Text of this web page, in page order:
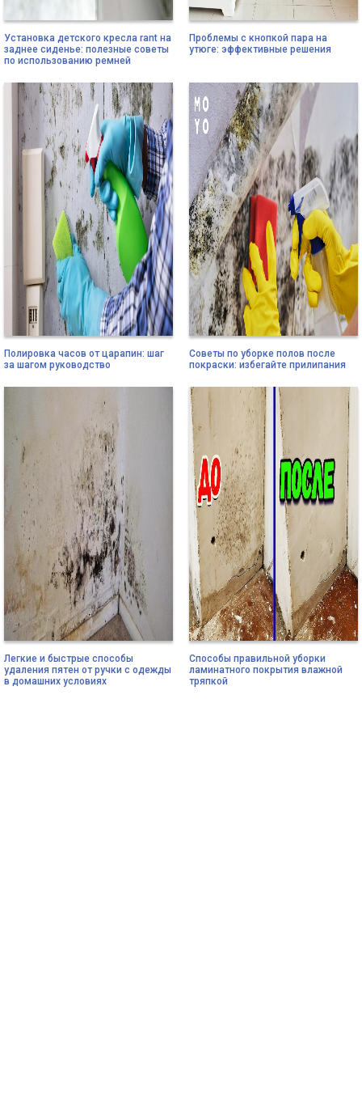
Установка детского кресла rant на
заднее сиденье: полезные советы
по использованию ремней
Проблемы с кнопкой пара на
утюге: эффективные решения
Полировка часов от царапин: шаг
за шагом руководство
Советы по уборке полов после
покраски: избегайте прилипания
Легкие и быстрые способы
удаления пятен от ручки с одежды
в домашних условиях
Способы правильной уборки
ламинатного покрытия влажной
тряпкой